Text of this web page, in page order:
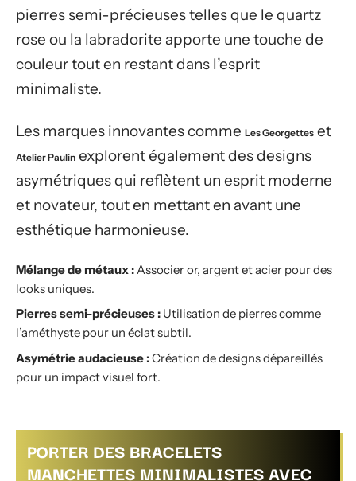
pierres semi-précieuses telles que le quartz
rose ou la labradorite apporte une touche de
couleur tout en restant dans l’esprit
minimaliste.
Les marques innovantes comme Les Georgettes et
Atelier Paulin explorent également des designs
asymétriques qui reflètent un esprit moderne
et novateur, tout en mettant en avant une
esthétique harmonieuse.
Mélange de métaux :Associer or, argent et acier pour des
looks uniques.
Pierres semi-précieuses : Utilisation de pierres comme
l’améthyste pour un éclat subtil.
Asymétrie audacieuse :Création de designs dépareillés
pour un impact visuel fort.
PORTER DES BRACELETS
MANCHETTES MINIMALISTES AVEC